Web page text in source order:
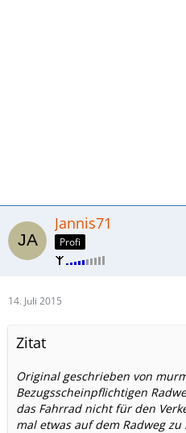
Jannis71
Profi
14. Juli 2015
Zitat
Original geschrieben von
Bezugsscheinpflichtigen
das Fahrrad nicht für den
mal etwas auf dem Radweg zu